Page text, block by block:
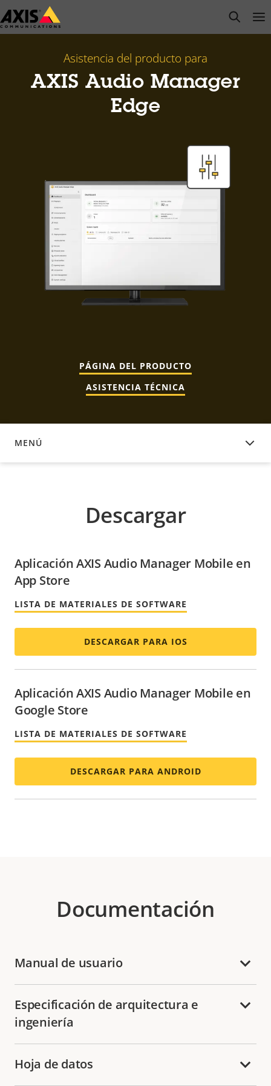
Saltar
al
open
Asistencia del producto para
AXIS Audio Manager
Edge
PÁGINA DEL PRODUCTO
ASISTENCIA TÉCNICA
MENÚ
DESCARGAR
Descargar
Aplicación AXIS Audio Manager Mobile en
App Store
LISTA DE MATERIALES DE SOFTWARE
DESCARGAR PARA IOS
Aplicación AXIS Audio Manager Mobile en
Google Store
LISTA DE MATERIALES DE SOFTWARE
DESCARGAR PARA ANDROID
Documentación
Manual de usuario
Especificación de arquitectura e
ingeniería
Hoja de datos